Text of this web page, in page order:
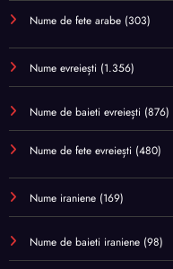
Nume de fete arabe (303)
Nume evreiești (1.356)
Nume de baieti evreiești (876)
Nume de fete evreiești (480)
Nume iraniene (169)
Nume de baieti iraniene (98)